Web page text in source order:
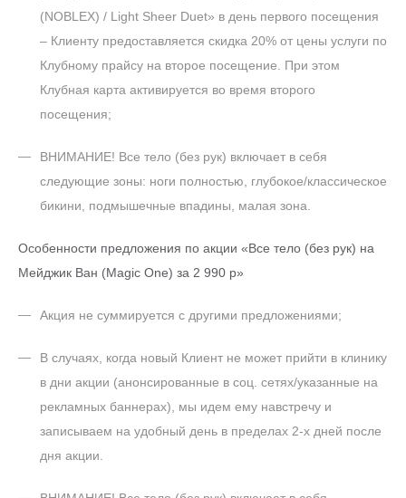
(NOBLEX) / Light Sheer Duet» в день первого посещения
– Клиенту предоставляется скидка 20% от цены услуги по
Клубному прайсу на второе посещение. При этом
Клубная карта активируется во время второго
посещения;
ВНИМАНИЕ! Все тело (без рук) включает в себя
следующие зоны: ноги полностью, глубокое/классическое
бикини, подмышечные впадины, малая зона.
Особенности предложения по акции «Все тело (без рук) на
Мейджик Ван (Magic One) за 2 990 р»
Акция не суммируется с другими предложениями;
В случаях, когда новый Клиент не может прийти в клинику
в дни акции (анонсированные в соц. сетях/указанные на
рекламных баннерах), мы идем ему навстречу и
записываем на удобный день в пределах 2-х дней после
дня акции.